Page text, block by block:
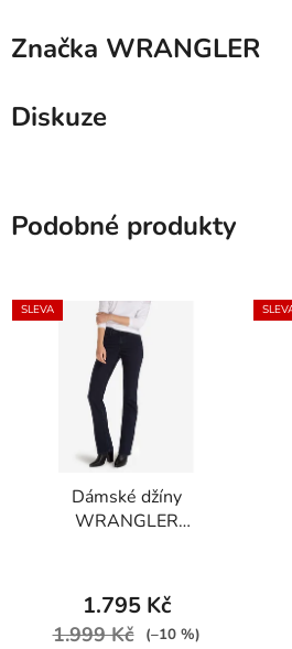
Značka WRANGLER
Diskuze
Podobné produkty
SLEVA
Dámské džíny
WRANGLER
1.795 Kč
1.999 Kč (–10 %)